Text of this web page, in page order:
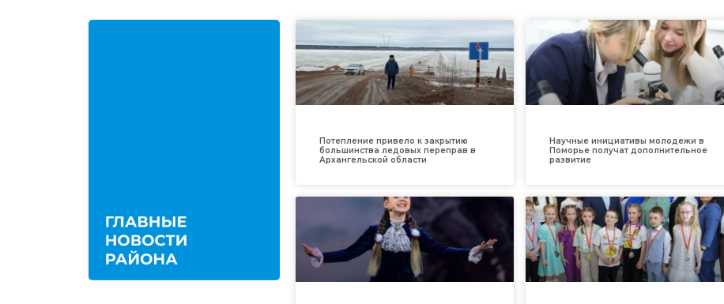
Потепление привело к закрытию
большинства ледовых переправ в
Архангельской области
Научные инициативы молодежи в
Поморье получат дополнительное
развитие